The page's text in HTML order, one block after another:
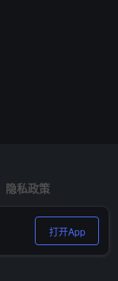
隐私政策
打开App